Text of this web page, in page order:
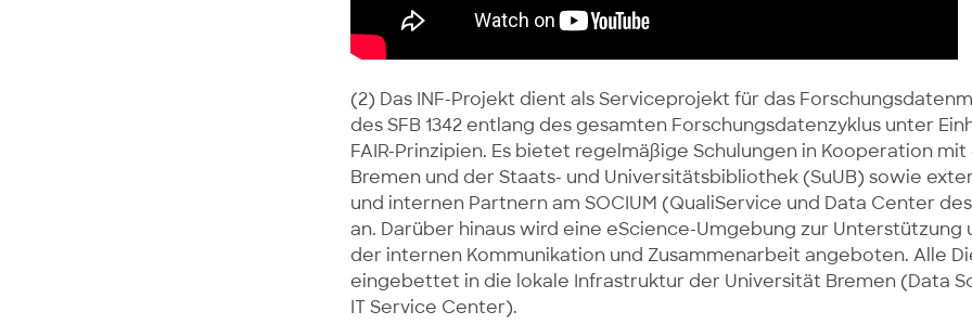
(2) Das INF-Projekt dient als Serviceprojekt für das
des SFB 1342 entlang des gesamten Forschungsdatenzyklus unter
FAIR-Prinzipien. Es bietet regelmäßige Schulungen in Kooperation
Bremen und der Staats- und Universitätsbibliothek (SuUB) sowie
und internen Partnern am SOCIUM (QualiService und Data Center des
an. Darüber hinaus wird eine eScience-Umgebung zur Unterstützung
der internen Kommunikation und Zusammenarbeit angeboten. Alle
eingebettet in die lokale Infrastruktur der Universität Bremen (Data
IT Service Center).